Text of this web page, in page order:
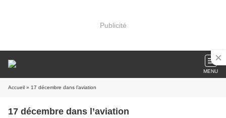
Publicité
MENU
Accueil » 17 décembre dans l’aviation
17 décembre dans l’aviation